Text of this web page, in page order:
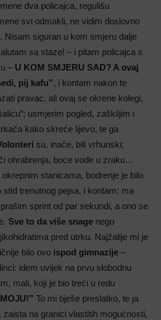
dva policajca, regulišu
svi odmakli, ne vidim doslovno
Nisam siguran u kom smjeru dalje
sa staze! – i pitam policajca s
– U KOM SMJERU SAD? A ovaj
pij kafu”, i kontam nakon te
pravac, ali ovaj se okrene kolegi,
usmjerim pogled, zaškiljim i
kako skreće lijevo, te ga
su, inače, bili vrhunski;
ohrabrenja, boce vode u zraku…
stanicama, bodrenje je bilo
trenutnog pejsa, i kontam: ma
sprint od par sekundi, a ono se
Sve to da više snage nego
pred utrku. Najžalije mi je
bilo ovo ispod gimnazije –
idem uvijek na prvu slobodnu
mali, koji je bio treći u redu
To mi bješe preslatko, te ja
zaista na granici vlastitih mogućnosti,